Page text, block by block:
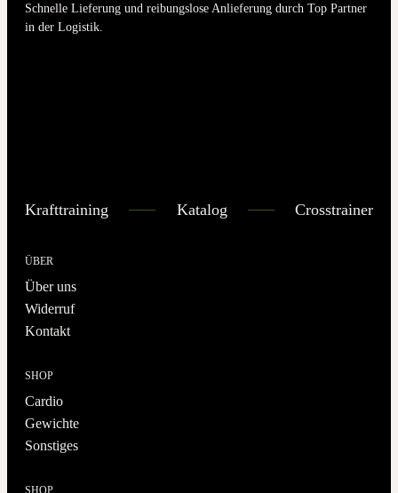
Schnelle Lieferung und reibungslose Anlieferung durch Top Partner
in der Logistik.
Krafttraining Katalog Crosstrainer
ÜBER
Über uns
Widerruf
Kontakt
SHOP
Cardio
Gewichte
Sonstiges
SHOP